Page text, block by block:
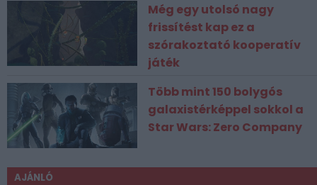
Még egy utolsó nagy
frissítést kap ez a
szórakoztató kooperatív
játék
Több mint 150 bolygós
galaxistérképpel sokkol a
Star Wars: Zero Company
AJÁNLÓ